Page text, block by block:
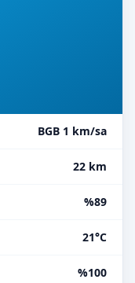
BGB 1 km/sa
22 km
%89
21°C
%100